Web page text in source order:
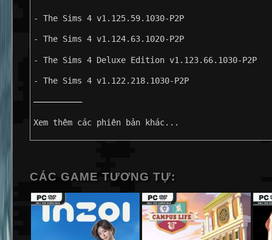
- The Sims 4 v1.125.59.1030-P2P
- The Sims 4 v1.124.63.1020-P2P
- The Sims 4 Deluxe Edition v1.123.66.1030-P2P
- The Sims 4 v1.122.218.1030-P2P
——————————
Xem thêm các phiên bản khác...
CÁC GAME TƯƠNG TỰ: